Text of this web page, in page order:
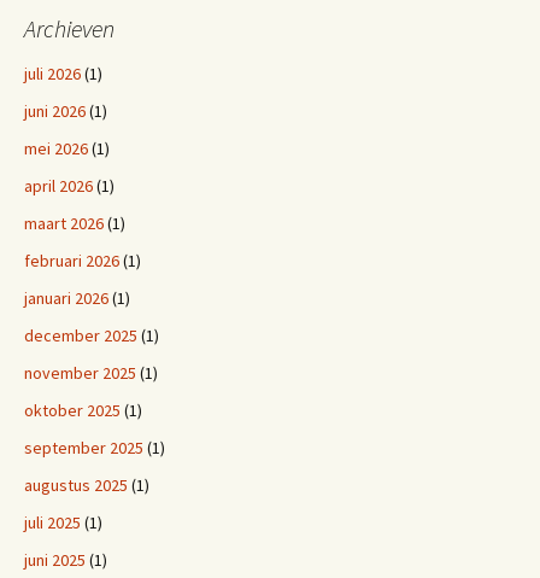
Archieven
juli 2026(1)
juni 2026(1)
mei 2026(1)
april 2026(1)
maart 2026(1)
februari 2026(1)
januari 2026(1)
december 2025 (1)
november 2025 (1)
oktober 2025 (1)
september 2025 (1)
augustus 2025 (1)
juli 2025 (1)
juni 2025 (1)